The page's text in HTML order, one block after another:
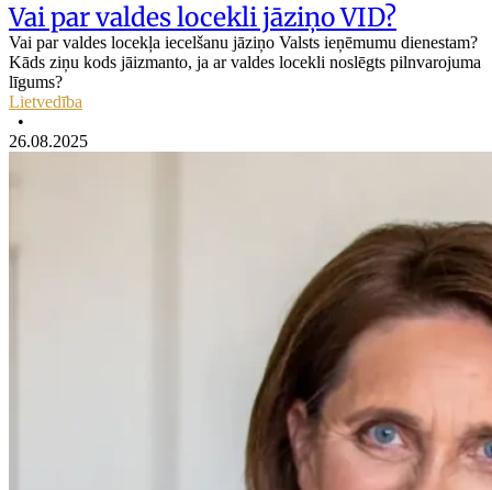
Vai par valdes locekli jāziņo VID?
Vai par valdes locekļa iecelšanu jāziņo Valsts ieņēmumu dienestam?
Kāds ziņu kods jāizmanto, ja ar valdes locekli noslēgts pilnvarojuma
līgums?
Lietvedība
•
26.08.2025